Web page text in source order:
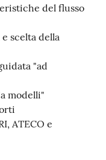
del flusso
scelta della
"ad
modelli"
ATECO e